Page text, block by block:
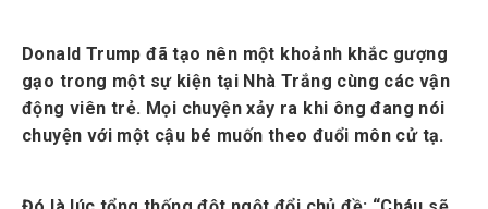
Donald Trump đã tạo nên một khoảnh khắc gượng
gạo trong một sự kiện tại Nhà Trắng cùng các vận
động viên trẻ. Mọi chuyện xảy ra khi ông đang nói
chuyện với một cậu bé muốn theo đuổi môn cử tạ.